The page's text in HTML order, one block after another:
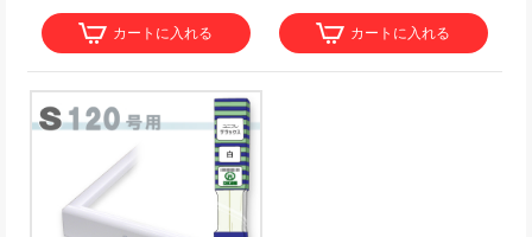
カートに入れる カートに入れる